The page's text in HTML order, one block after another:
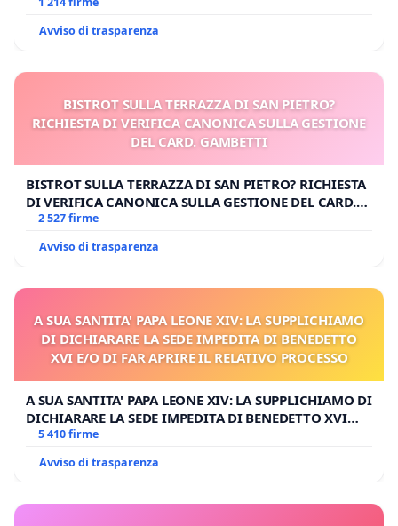
Avviso di trasparenza
BISTROT SULLA TERRAZZA DI SAN PIETRO?
RICHIESTA DI VERIFICA CANONICA SULLA GESTIONE
DEL CARD. GAMBETTI
BISTROT SULLA TERRAZZA DI SAN PIETRO? RICHIESTA
DI VERIFICA CANONICA SULLA GESTIONE DEL CARD.
GAMBETTI
2 527 firme
Avviso di trasparenza
A SUA SANTITA' PAPA LEONE XIV: LA SUPPLICHIAMO
DI DICHIARARE LA SEDE IMPEDITA DI BENEDETTO
XVI E/O DI FAR APRIRE IL RELATIVO PROCESSO
A SUA SANTITA' PAPA LEONE XIV: LA SUPPLICHIAMO DI
DICHIARARE LA SEDE IMPEDITA DI BENEDETTO XVI
E/O DI FAR APRIRE IL RELATIVO PROCESSO
5 410 firme
Avviso di trasparenza